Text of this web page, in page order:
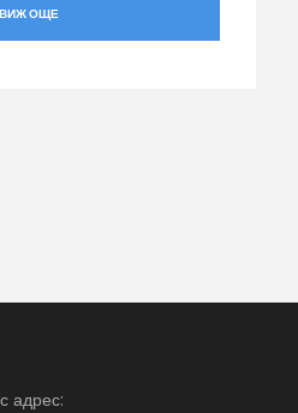
ВИЖ ОЩЕ
адрес: